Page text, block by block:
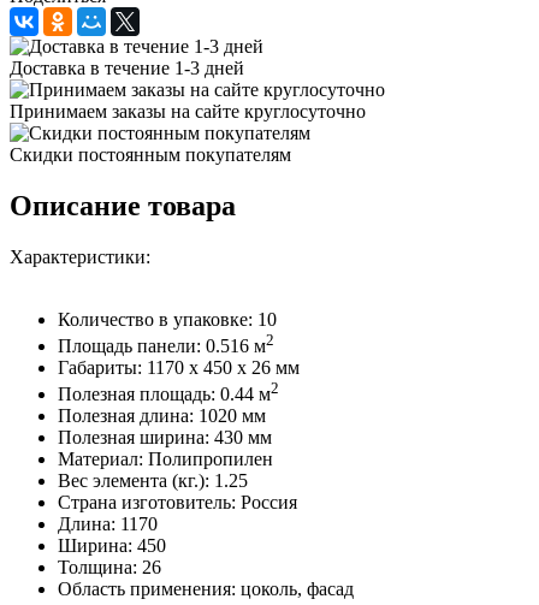
Доставка в течение 1-3 дней
Принимаем заказы на сайте круглосуточно
Скидки постоянным покупателям
Описание товара
Характеристики:
Количество в упаковке: 10
Площадь панели: 0.516 м2
Габариты: 1170 x 450 x 26 мм
Полезная площадь: 0.44 м2
Полезная длина: 1020 мм
Полезная ширина: 430 мм
Материал: Полипропилен
Вес элемента (кг.): 1.25
Страна изготовитель: Россия
Длина: 1170
Ширина: 450
Толщина: 26
Область применения: цоколь, фасад